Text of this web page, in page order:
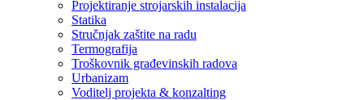
Projektiranje strojarskih instalacija
Statika
Stručnjak zaštite na radu
Termografija
Troškovnik građevinskih radova
Urbanizam
Voditelj projekta & konzalting